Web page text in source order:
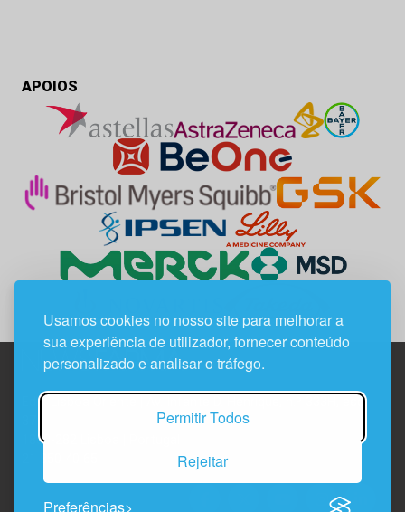
Usamos cookies no nosso site para melhorar a
sua experiência de utilizador, fornecer conteúdo
personalizado e analisar o tráfego.
Permitir Todos
Rejeitar
Preferências
APOIOS
Edif. Lisboa Oriente | Av. Infante D. Henrique, n.º 333H, esc.
1800-282 Lisboa | Portugal